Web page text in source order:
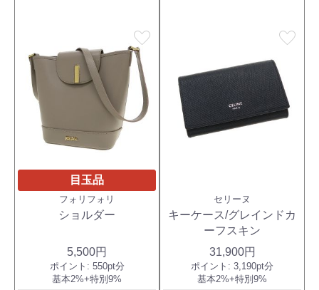
favorite
目玉品
フォリフォリ
ショルダー
5,500円
ポイント: 550pt分
基本2%+特別9%
favorite
セリーヌ
キーケース/グレインドカ
ーフスキン
31,900円
ポイント: 3,190pt分
基本2%+特別9%